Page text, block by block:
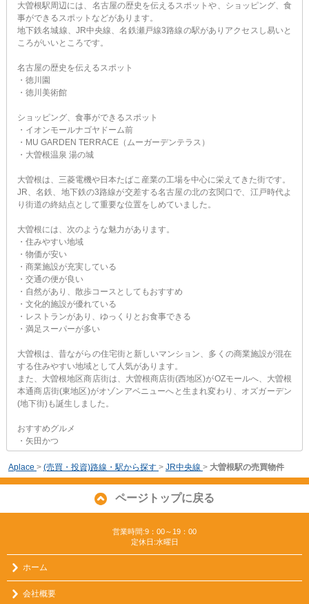
大曽根駅周辺には、名古屋の歴史を伝えるスポットや、ショッピング、食
事ができるスポットなどがあります。
地下鉄名城線、JR中央線、名鉄瀬戸線3路線の駅がありアクセスし易いと
ころがいいところです。
名古屋の歴史を伝えるスポット
・徳川園
・徳川美術館
ショッピング、食事ができるスポット
・イオンモールナゴヤドーム前
・MU GARDEN TERRACE（ムーガーデンテラス）
・大曽根温泉 湯の城
大曽根は、三菱電機や日本たばこ産業の工場を中心に栄えてきた街です。
JR、名鉄、地下鉄の3路線が交差する名古屋の北の玄関口で、江戸時代よ
り街道の終結点として重要な位置をしめていました。
大曽根には、次のような魅力があります。
・住みやすい地域
・物価が安い
・商業施設が充実している
・交通の便が良い
・自然があり、散歩コースとしてもおすすめ
・文化的施設が優れている
・レストランがあり、ゆっくりとお食事できる
・満足スーパーが多い
大曽根は、昔ながらの住宅街と新しいマンション、多くの商業施設が混在
する住みやすい地域として人気があります。
また、大曽根地区商店街は、大曽根商店街(西地区)がOZモールへ、大曽根
本通商店街(東地区)がオゾンアベニューへと生まれ変わり、オズガーデン
(地下街)も誕生しました。
おすすめグルメ
・矢田かつ
Aplace > (売買・投資)路線・駅から探す > JR中央線 > 大曽根駅の売買物件
ページトップに戻る
営業時間:9：00～19：00
定休日:水曜日
ホーム
会社概要